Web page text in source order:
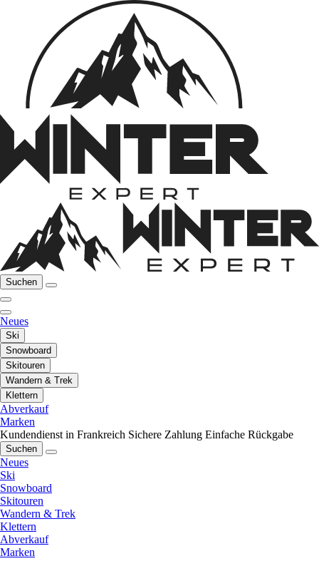
Suchen
Neues
Ski
Snowboard
Skitouren
Wandern & Trek
Klettern
Abverkauf
Marken
Kundendienst in Frankreich Sichere Zahlung Einfache Rückgabe
Suchen
Neues
Ski
Snowboard
Skitouren
Wandern & Trek
Klettern
Abverkauf
Marken